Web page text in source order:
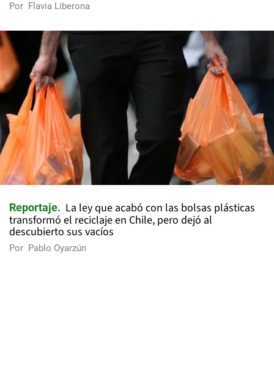
Por Flavia Liberona
Reportaje
La ley que acabó con las bolsas plásticas
transformó el reciclaje en Chile, pero dejó al
descubierto sus vacíos
Por Pablo Oyarzún